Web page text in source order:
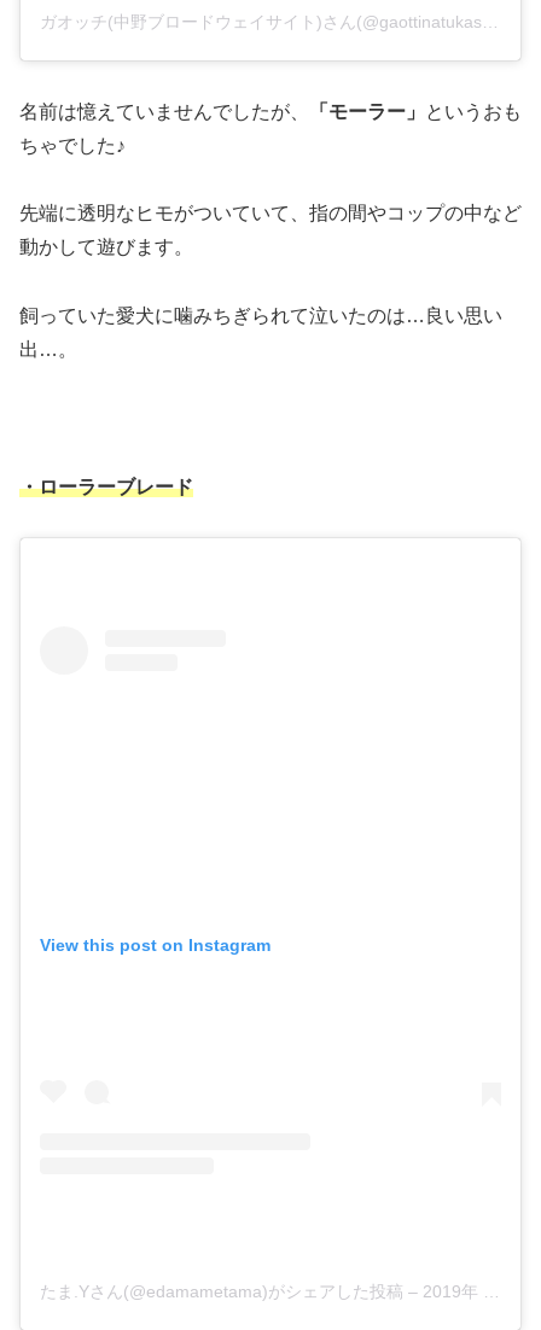
名前は憶えていませんでしたが、 「モーラー」
というおも
ちゃでした♪
先端に透明なヒモがついていて、指の間やコップの中など
動かして遊びます。
飼っていた愛犬に噛みちぎられて泣いたのは…良い思い
出…。
・ローラーブレード
View this post on Instagram
たま.Yさん(@edamametama)がシェアした投稿 – 2019年 3月月16日午前4時16分PDT